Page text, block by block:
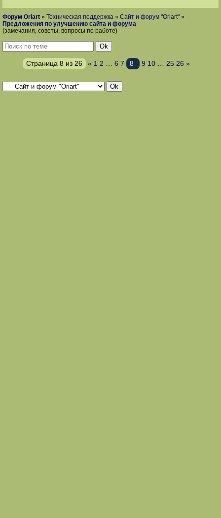
Форум Oriart » Техническая поддержка » Сайт и форум "Oriart" »
Предложения по улучшению сайта и форума
(замечания, советы, вопросы по работе)
Страница 8 из 26 « 1 2 … 6 7 8 9 10 … 25 26 »